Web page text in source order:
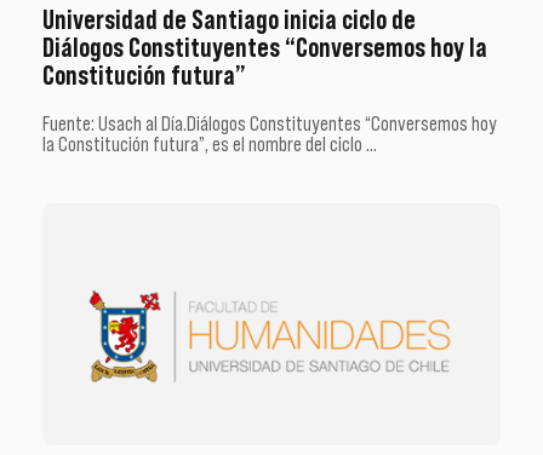
Universidad de Santiago inicia ciclo de
Diálogos Constituyentes “Conversemos hoy la
Constitución futura”
Fuente: Usach al Día.Diálogos Constituyentes “Conversemos hoy
la Constitución futura”, es el nombre del ciclo …